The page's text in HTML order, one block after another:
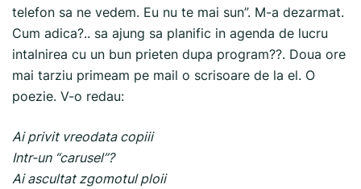
telefon sa ne vedem. Eu nu te mai sun”. M-a dezarmat.
Cum adica?.. sa ajung sa planific in agenda de lucru
intalnirea cu un bun prieten dupa program??. Doua ore
mai tarziu primeam pe mail o scrisoare de la el. O
poezie. V-o redau:
Ai privit vreodata copiii
Intr-un “carusel”?
Ai ascultat zgomotul ploii